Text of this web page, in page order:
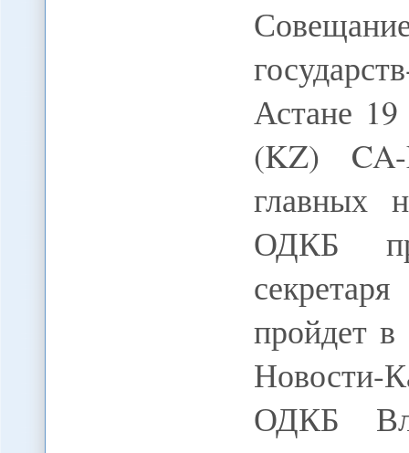
Астане
(KZ)
главных
ОДКБ
пройдет
Новости-
ОДКБ